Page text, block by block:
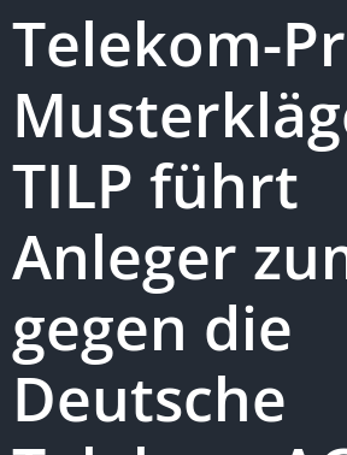
Telekom-
TILP führt
Anleger
gegen die
Deutsche